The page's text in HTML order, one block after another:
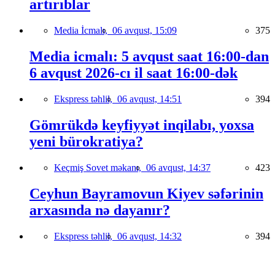
artırıblar
Media İcmalı, 06 avqust, 15:09 375
Media icmalı: 5 avqust saat 16:00-dan
6 avqust 2026-cı il saat 16:00-dək
Ekspress təhlil, 06 avqust, 14:51 394
Gömrükdə keyfiyyət inqilabı, yoxsa
yeni bürokratiya?
Keçmiş Sovet məkanı, 06 avqust, 14:37 423
Ceyhun Bayramovun Kiyev səfərinin
arxasında nə dayanır?
Ekspress təhlil, 06 avqust, 14:32 394